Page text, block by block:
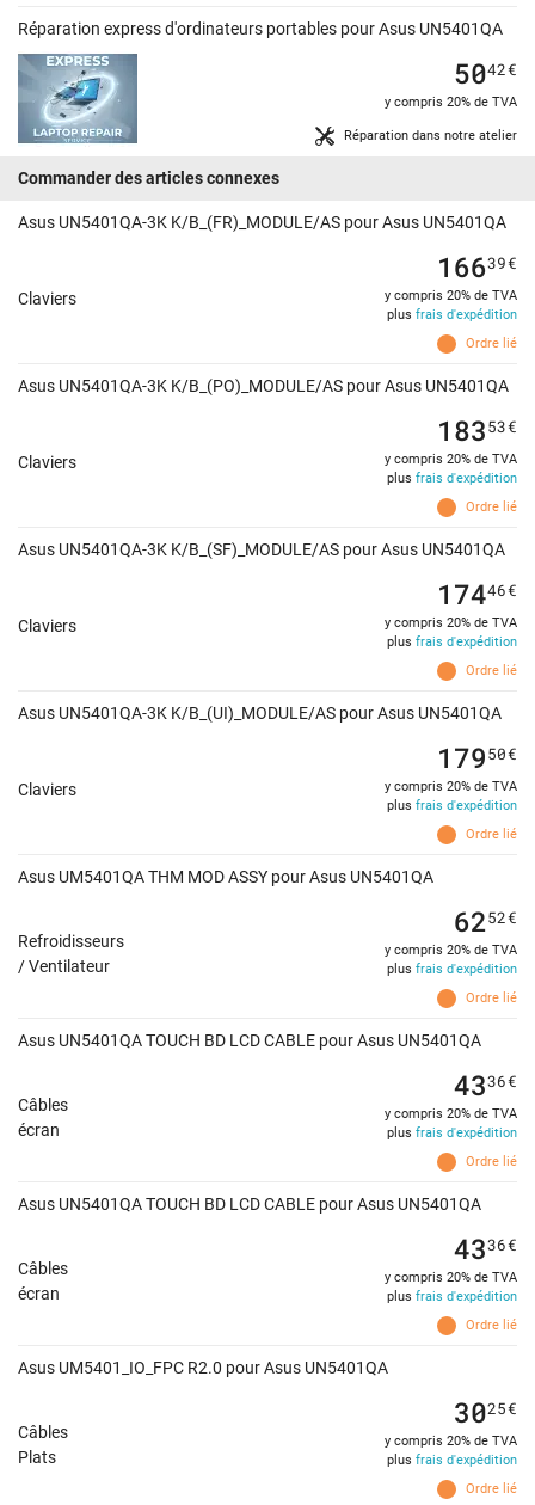
Réparation express d'ordinateurs portables pour Asus UN5401QA
Réparation dans notre atelier
5042€
y compris 20% de TVA
Commander des articles connexes
Asus UN5401QA-3K K/B_(FR)_MODULE/AS pour Asus UN5401QA
Claviers
Ordre lié
16639€
y compris 20% de TVA
plus frais d'expédition
Asus UN5401QA-3K K/B_(PO)_MODULE/AS pour Asus UN5401QA
Claviers
Ordre lié
18353€
y compris 20% de TVA
plus frais d'expédition
Asus UN5401QA-3K K/B_(SF)_MODULE/AS pour Asus UN5401QA
Claviers
Ordre lié
17446€
y compris 20% de TVA
plus frais d'expédition
Asus UN5401QA-3K K/B_(UI)_MODULE/AS pour Asus UN5401QA
Claviers
Ordre lié
17950€
y compris 20% de TVA
plus frais d'expédition
Asus UM5401QA THM MOD ASSY pour Asus UN5401QA
Refroidisseurs
/ Ventilateur
Ordre lié
6252€
y compris 20% de TVA
plus frais d'expédition
Asus UN5401QA TOUCH BD LCD CABLE pour Asus UN5401QA
Câbles
écran
Ordre lié
4336€
y compris 20% de TVA
plus frais d'expédition
Asus UN5401QA TOUCH BD LCD CABLE pour Asus UN5401QA
Câbles
écran
Ordre lié
4336€
y compris 20% de TVA
plus frais d'expédition
Asus UM5401_IO_FPC R2.0 pour Asus UN5401QA
Câbles
Plats
Ordre lié
3025€
y compris 20% de TVA
plus frais d'expédition